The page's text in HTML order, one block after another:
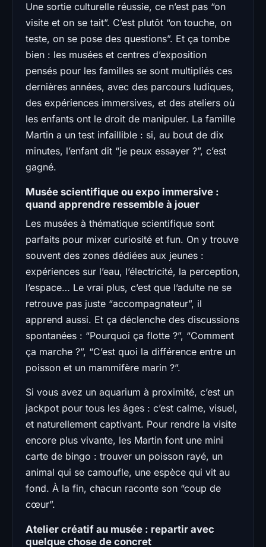
Une sortie culturelle réussie, ce n’est pas “on
visite et on se tait”. C’est plutôt “on touche, on
teste, on se pose des questions”. Et ça tombe
bien : les musées et centres d’exposition
pensés pour les familles se sont multipliés ces
dernières années, avec des parcours ludiques,
des expériences immersives, et des ateliers où
les enfants ont le droit de manipuler. La famille
Martin a un test infaillible : si, au bout de dix
minutes, l’enfant dit “je peux essayer ?”, c’est
gagné.
Musée scientifique ou expo immersive :
quand apprendre ressemble à jouer
Les musées à thématique scientifique sont
parfaits pour mixer curiosité et fun. On y trouve
souvent des zones dédiées aux jeunes :
expériences sur l’eau, l’électricité, la perception,
l’espace… Le vrai plus, c’est que l’adulte ne se
retrouve pas juste “accompagnateur”, il
apprend aussi. Et ça déclenche des discussions
spontanées : “Pourquoi ça flotte ?”, “Comment
ça marche ?”, “C’est quoi la différence entre un
poisson et un mammifère marin ?”.
Si vous avez un aquarium à proximité, c’est un
jackpot pour tous les âges : c’est calme, visuel,
et naturellement captivant. Pour rendre la visite
encore plus vivante, les Martin font une mini
carte de bingo : trouver un poisson rayé, un
animal qui se camoufle, une espèce qui vit au
fond. À la fin, chacun raconte son “coup de
cœur”.
Atelier créatif au musée : repartir avec
quelque chose de concret